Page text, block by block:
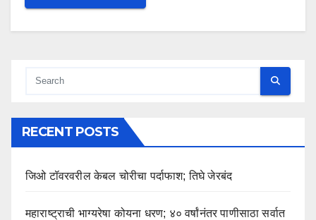
RECENT POSTS
जिओ टॉवरवरील केबल चोरीचा पर्दाफाश; तिघे जेरबंद
महाराष्ट्राची भाग्यरेषा कोयना धरण; ४० वर्षांनंतर पाणीसाठा सर्वात